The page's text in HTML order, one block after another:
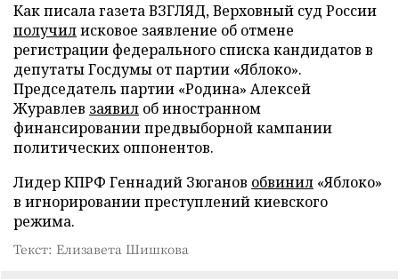
Как писала газета ВЗГЛЯД, Верховный суд России
получилисковое заявление об отмене
регистрации федерального списка кандидатов в
депутаты Госдумы от партии «Яблоко».
Председатель партии «Родина» Алексей
Журавлев заявил об иностранном
финансировании предвыборной кампании
политических оппонентов.
Лидер КПРФ Геннадий Зюганов обвинил «Яблоко»
в игнорировании преступлений киевского
режима.
Текст: Елизавета Шишкова